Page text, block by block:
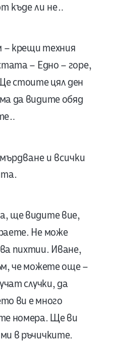
къде ли не…
крещи техния
– Едно – горе,
стоите цял ден
да видите обяд
и всички
ще видите вие,
Не може
пихтии. Иване,
че можете още –
случки, да
ви е много
номера. Ще ви
в ръчичките.